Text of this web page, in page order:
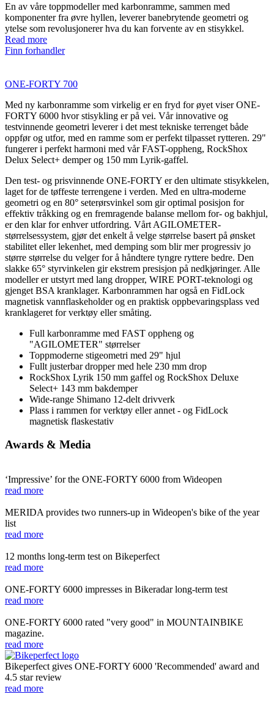
En av våre toppmodeller med karbonramme, sammen med
komponenter fra øvre hyllen, leverer banebrytende geometri og
ytelse som revolusjonerer hva du kan forvente av en stisykkel.
Read more
Finn forhandler
ONE-FORTY 700
Med ny karbonramme som virkelig er en fryd for øyet viser ONE-
FORTY 6000 hvor stisykling er på vei. Vår innovative og
testvinnende geometri leverer i det mest tekniske terrenget både
oppfør og utfor, med en ramme som er perfekt tilpasset rytteren. 29"
fungerer i perfekt harmoni med vår FAST-oppheng, RockShox
Delux Select+ demper og 150 mm Lyrik-gaffel.
Den test- og prisvinnende ONE-FORTY er den ultimate stisykkelen,
laget for de tøffeste terrengene i verden. Med en ultra-moderne
geometri og en 80° seterørsvinkel som gir optimal posisjon for
effektiv tråkking og en fremragende balanse mellom for- og bakhjul,
er den klar for enhver utfordring. Vårt AGILOMETER-
størrelsessystem, gjør det enkelt å velge størrelse basert på ønsket
stabilitet eller lekenhet, med demping som blir mer progressiv jo
større størrelse du velger for å håndtere tyngre ryttere bedre. Den
slakke 65° styrvinkelen gir ekstrem presisjon på nedkjøringer. Alle
modeller er utstyrt med lang dropper, WIRE PORT-teknologi og
gjenget BSA kranklager. Karbonrammen har også en FidLock
magnetisk vannflaskeholder og en praktisk oppbevaringsplass ved
kranklageret for verktøy eller småting.
Full karbonramme med FAST oppheng og
"AGILOMETER" størrelser
Toppmoderne stigeometri med 29" hjul
Fullt justerbar dropper med hele 230 mm drop
RockShox Lyrik 150 mm gaffel og RockShox Deluxe
Select+ 143 mm bakdemper
Wide-range Shimano 12-delt drivverk
Plass i rammen for verktøy eller annet - og FidLock
magnetisk flaskestativ
Awards & Media
‘Impressive’ for the ONE-FORTY 6000 from Wideopen
read more
MERIDA provides two runners-up in Wideopen's bike of the year
list
read more
12 months long-term test on Bikeperfect
read more
ONE-FORTY 6000 impresses in Bikeradar long-term test
read more
ONE-FORTY 6000 rated "very good" in MOUNTAINBIKE
magazine.
read more
Bikeperfect gives ONE-FORTY 6000 'Recommended' award and
4.5 star review
read more